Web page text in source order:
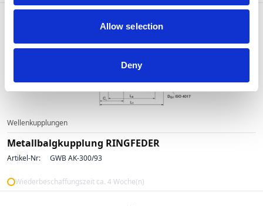
Allow selection
Deny
Wellenkupplungen
Metallbalgkupplung RINGFEDER
Artikel-Nr: GWB AK-300/93
Wiederbeschaffungszeit ca. 4 Woche(n)